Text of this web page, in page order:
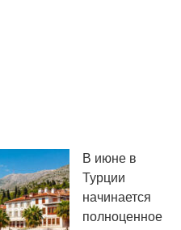
В июне в
Турции
начинается
полноценное